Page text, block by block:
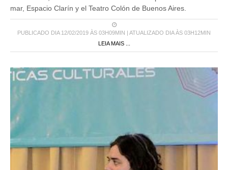
mar, Espacio Clarín y el Teatro Colón de Buenos Aires.
PUBLICADO DIA 12/02/2019 ÀS 03H09MIN | ATUALIZADO DIA ÀS 03H12MIN
LEIA MAIS ...